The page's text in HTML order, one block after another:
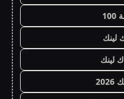
لينك
لينك